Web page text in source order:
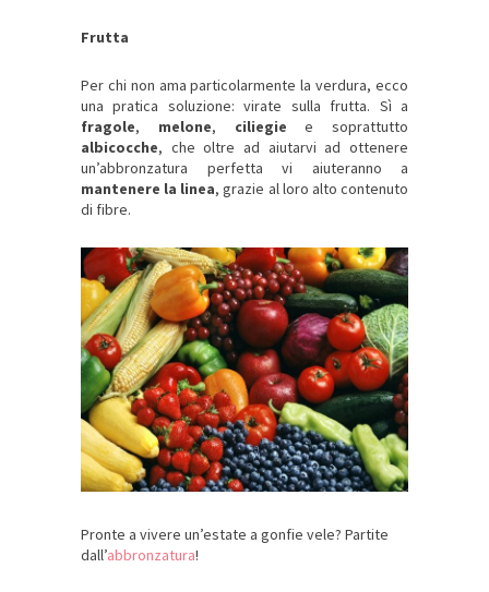
Frutta
Per chi non ama particolarmente la verdura, ecco
una pratica soluzione: virate sulla frutta. Sì a
fragole, melone, ciliegie e soprattutto
albicocche, che oltre ad aiutarvi ad ottenere
un’abbronzatura perfetta vi aiuteranno a
mantenere la linea, grazie al loro alto contenuto
di fibre.
Pronte a vivere un’estate a gonfie vele? Partite
dall’abbronzatura!